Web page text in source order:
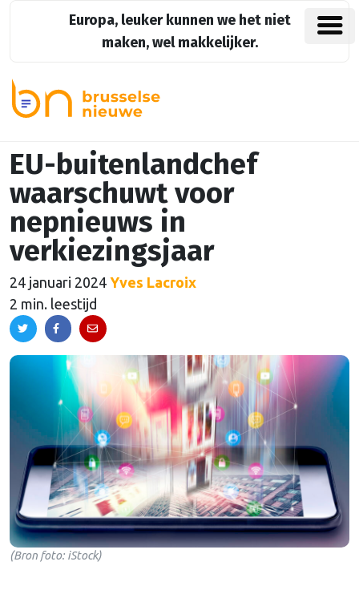
Europa, leuker kunnen we het niet
maken, wel makkelijker.
EU-buitenlandchef
waarschuwt voor
nepnieuws in
verkiezingsjaar
24 januari 2024 Yves Lacroix
2 min. leestijd
(Bron foto: iStock)